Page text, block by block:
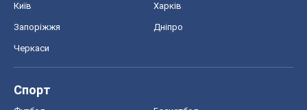
Київ Харків
Запоріжжя Дніпро
Черкаси
Спорт